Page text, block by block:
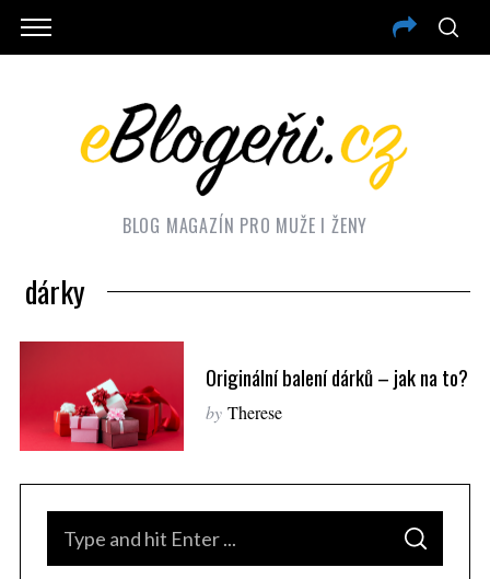
BLOG MAGAZÍN PRO MUŽE I ŽENY
dárky
Originální balení dárků – jak na to?
by Therese
S
A